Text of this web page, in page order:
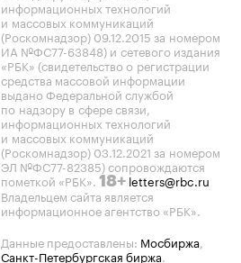
информационных технологий
и массовых коммуникаций
(Роскомнадзор) 09.12.2015 за номером
ИА №ФС77-63848) и сетевого издания
«РБК» (свидетельство о регистрации
средства массовой информации
выдано Федеральной службой
по надзору в сфере связи,
информационных технологий
и массовых коммуникаций
(Роскомнадзор) 03.12.2021 за номером
ЭЛ №ФС77-82385) сопровождаются
пометкой «РБК». 18+ letters@rbc.ru
Владельцем сайта является
информационное агентство «РБК».
Данные предоставлены: Мосбиржа,
Санкт-Петербургская биржа.